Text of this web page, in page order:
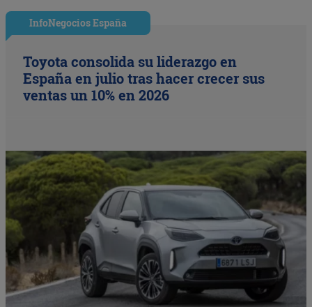
InfoNegocios España
Toyota consolida su liderazgo en
España en julio tras hacer crecer sus
ventas un 10% en 2026